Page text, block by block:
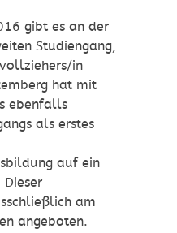
gibt es an der
Studiengang,
in
hat mit
ebenfalls
als erstes
auf ein
am
angeboten.